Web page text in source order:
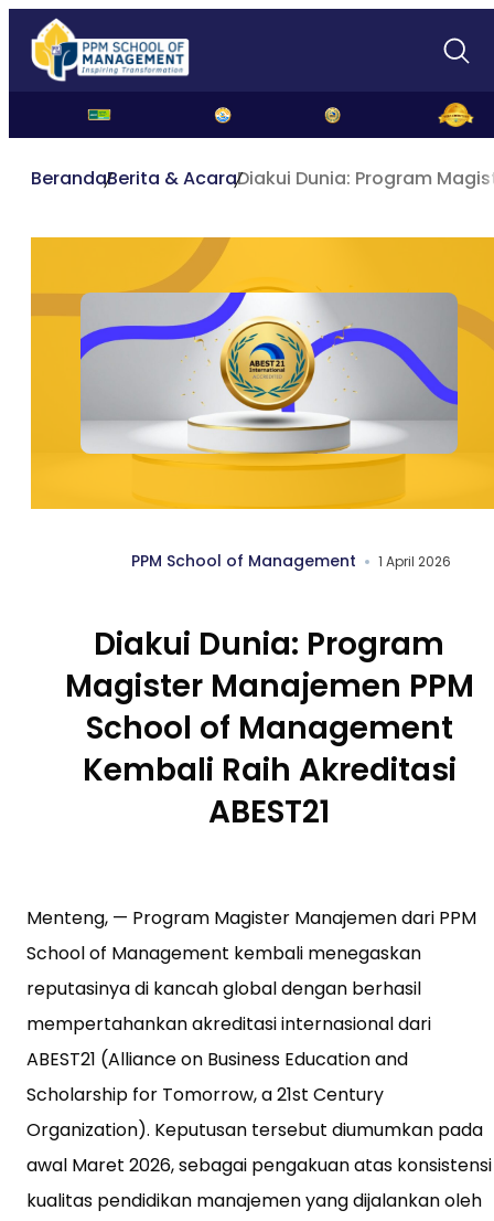
BerandaBerita & AcaraDiakui Dunia: Program
PPM School of Management 1 April 2026
Diakui Dunia: Program
Magister Manajemen PPM
School of Management
Kembali Raih Akreditasi
ABEST21
Menteng, — Program Magister Manajemen dari PPM
School of Management kembali menegaskan
reputasinya di kancah global dengan berhasil
mempertahankan akreditasi internasional dari
ABEST21 (Alliance on Business Education and
Scholarship for Tomorrow, a 21st Century
Organization). Keputusan tersebut diumumkan pada
awal Maret 2026, sebagai pengakuan atas konsistensi
kualitas pendidikan manajemen yang dijalankan oleh